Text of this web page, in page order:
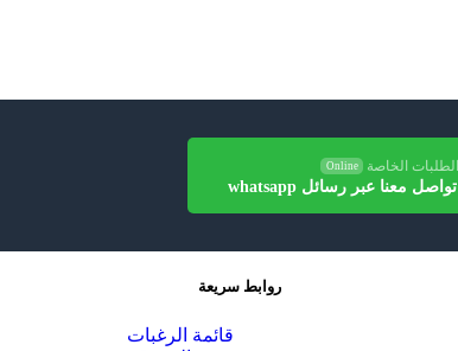
الطلبات الخاصة Online
تواصل معنا عبر رسائل whatsapp
روابط سريعة
قائمة الرغبات